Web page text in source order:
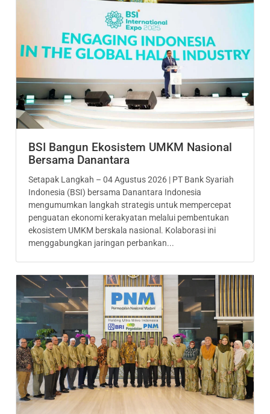
BSI Bangun Ekosistem UMKM Nasional
Bersama Danantara
Setapak Langkah – 04 Agustus 2026 | PT Bank Syariah
Indonesia (BSI) bersama Danantara Indonesia
mengumumkan langkah strategis untuk mempercepat
penguatan ekonomi kerakyatan melalui pembentukan
ekosistem UMKM berskala nasional. Kolaborasi ini
menggabungkan jaringan perbankan...